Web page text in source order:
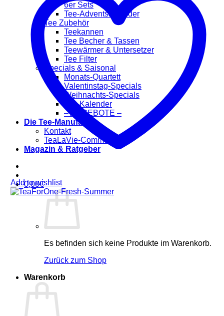
6er Sets
Tee-Adventskalender
Tee Zubehör
Teekannen
Tee Becher & Tassen
Teewärmer & Untersetzer
Tee Filter
Specials & Saisonal
Monats-Quartett
Valentinstag-Specials
Weihnachts-Specials
Tee-Kalender
– ANGEBOTE –
Die Tee-Manufaktur
Kontakt
TeaLaVie-Community
Magazin & Ratgeber
0,00€
Es befinden sich keine Produkte im Warenkorb.
Zurück zum Shop
Warenkorb
Add to wishlist